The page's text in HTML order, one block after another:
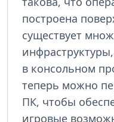
построена
существует
в консольном
теперь можно
ПК, чтобы
игровые